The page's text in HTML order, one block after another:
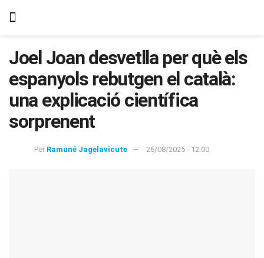
Joel Joan desvetlla per què els
espanyols rebutgen el català:
una explicació científica
sorprenent
Per Ramuné Jagelavicute 26/08/2025 - 12:00